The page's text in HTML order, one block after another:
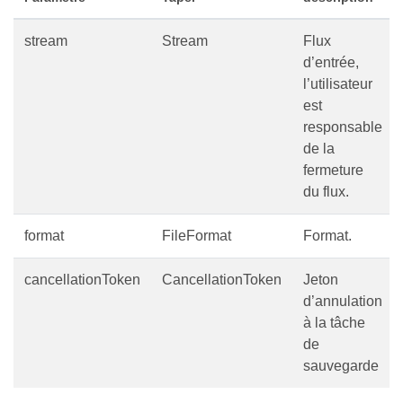
stream Stream
Flux
d’entrée,
l’utilisateur
est
responsable
de la
fermeture
du flux.
format FileFormat Format.
cancellationToken CancellationToken
Jeton
d’annulation
à la tâche
de
sauvegarde